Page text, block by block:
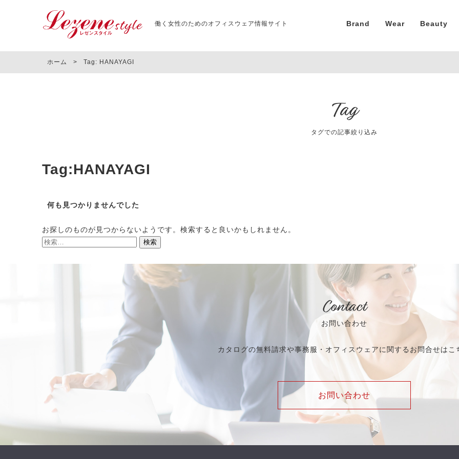
働く女性のためのオフィスウェア情報サイト Brand Wear Beauty
ホーム > Tag: HANAYAGI
Tag
タグでの記事絞り込み
Tag:HANAYAGI
何も見つかりませんでした
お探しのものが見つからないようです。検索すると良いかもしれません。
Contact
お問い合わせ
カタログの無料請求や事務服・オフィスウェアに関するお問合せはこ
お問い合わせ